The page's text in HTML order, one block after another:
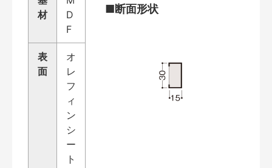
材
D
F
表
面
オ
レ
フ
ィ
ン
シ
ー
ト
■断面形状